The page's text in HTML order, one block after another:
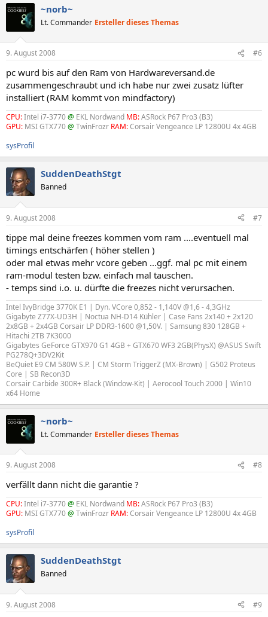
~norb~
Lt. Commander Ersteller dieses Themas
9. August 2008 #6
pc wurd bis auf den Ram von Hardwareversand.de
zusammengeschraubt und ich habe nur zwei zusatz lüfter
installiert (RAM kommt von mindfactory)
CPU:Intel i7-3770@ EKL Nordwand MB:ASRock P67 Pro3 (B3)
GPU: MSI GTX770@ TwinFrozr RAM:Corsair Vengeance LP 12800U 4x 4GB
sysProfil
SuddenDeathStgt
Banned
9. August 2008 #7
tippe mal deine freezes kommen vom ram ....eventuell mal
timings entschärfen ( höher stellen )
oder mal etwas mehr vcore geben ...ggf. mal pc mit einem
ram-modul testen bzw. einfach mal tauschen.
- temps sind i.o. u. dürfte die freezes nicht verursachen.
Intel IvyBridge 3770K E1 | Dyn. VCore 0,852 - 1,140V @1,6 - 4,3GHz
Gigabyte Z77X-UD3H | Noctua NH-D14 Kühler | Case Fans 2x140 + 2x120
2x8GB + 2x4GB Corsair LP DDR3-1600 @1,50V. | Samsung 830 128GB +
Hitachi 2TB 7K3000
Gigabytes GeForce GTX970 G1 4GB + GTX670 WF3 2GB(PhysX) @ASUS Swift
PG278Q+3DV2Kit
BeQuiet E9 CM 580W S.P. | CM Storm TriggerZ (MX-Brown) | G502 Proteus
Core | SB Recon3D
Corsair Carbide 300R+ Black (Window-Kit) | Aerocool Touch 2000 | Win10
x64 Home
~norb~
Lt. Commander Ersteller dieses Themas
9. August 2008 #8
verfällt dann nicht die garantie ?
CPU:Intel i7-3770@ EKL Nordwand MB:ASRock P67 Pro3 (B3)
GPU: MSI GTX770@ TwinFrozr RAM:Corsair Vengeance LP 12800U 4x 4GB
sysProfil
SuddenDeathStgt
Banned
9. August 2008 #9